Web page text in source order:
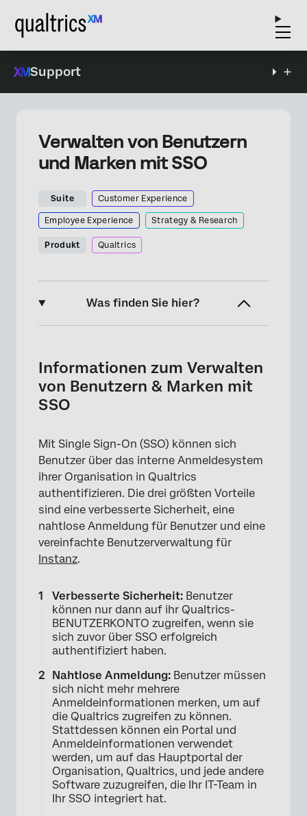
Support
Verwalten von Benutzern
und Marken mit SSO
Suite Customer Experience
Employee Experience Strategy & Research
Produkt Qualtrics
Was finden Sie hier?
Benutzer automatisch anmelden
Anpassen des Anmeldeportals
Speichern von Benutzerinformationen als
Metadaten für Dashboards
Benutzerzugriff einschränken
FAQs
Informationen zum Verwalten
von Benutzern & Marken mit
SSO
Mit Single Sign-On (SSO) können sich
Benutzer über das interne Anmeldesystem
ihrer Organisation in Qualtrics
authentifizieren. Die drei größten Vorteile
sind eine verbesserte Sicherheit, eine
nahtlose Anmeldung für Benutzer und eine
vereinfachte Benutzerverwaltung für
Instanz.
Verbesserte Sicherheit: Benutzer
können nur dann auf ihr Qualtrics-
BENUTZERKONTO zugreifen, wenn sie
sich zuvor über SSO erfolgreich
authentifiziert haben.
Nahtlose Anmeldung: Benutzer müssen
sich nicht mehr mehrere
Anmeldeinformationen merken, um auf
die Qualtrics zugreifen zu können.
Stattdessen können ein Portal und
Anmeldeinformationen verwendet
werden, um auf das Hauptportal der
Organisation, Qualtrics, und jede andere
Software zuzugreifen, die Ihr IT-Team in
Ihr SSO integriert hat.